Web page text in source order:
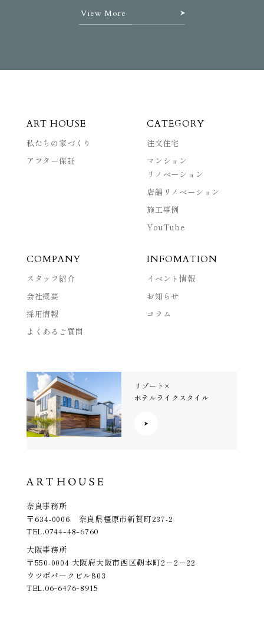
View More
ART HOUSE
私たちの家づくり
アフター保証
CATEGORY
注文住宅
マンション
リノベーション
店舗リノベーション
施工事例
YouTube
COMPANY
スタッフ紹介
会社概要
採用情報
よくあるご質問
INFOMATION
イベント情報
お知らせ
コラム
リゾート×
ホテルライクスタイル
奈良事務所
〒634-0006 奈良県橿原市新賀町237-2
TEL.0744-48-6760
大阪事務所
〒550-0004 大阪府大阪市西区靭本町2－2－22
ウツボパークビル803
TEL.06-6476-8915